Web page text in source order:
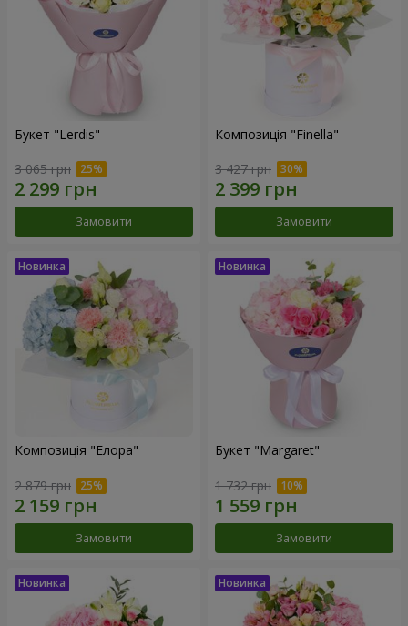
Букет "Lerdis"
3 065 грн
Замовити
Композиція "Finella"
3 427 грн
Замовити
Композиція "Елора"
2 879 грн
Замовити
Букет "Margaret"
1 732 грн
Замовити